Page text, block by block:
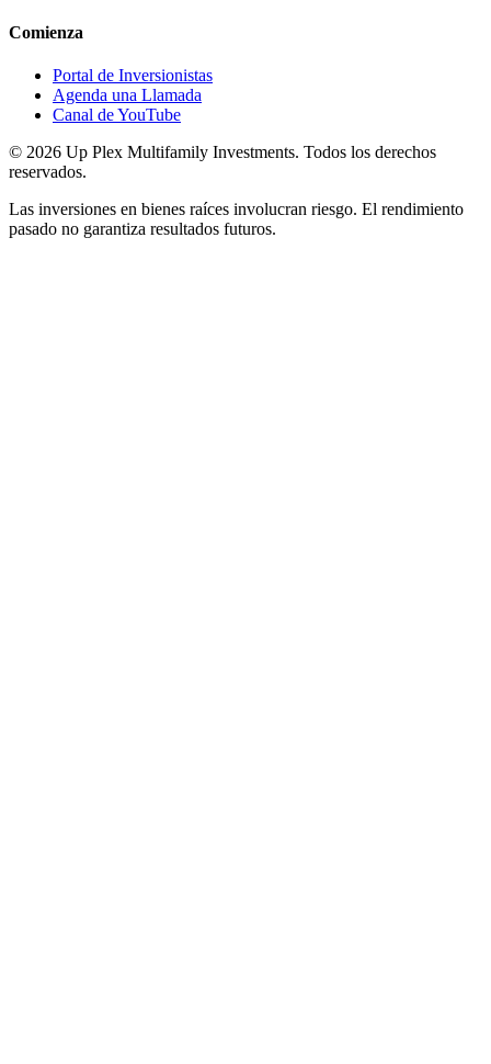
Comienza
Portal de Inversionistas
Agenda una Llamada
Canal de YouTube
© 2026 Up Plex Multifamily Investments. Todos los derechos
reservados.
Las inversiones en bienes raíces involucran riesgo. El rendimiento
pasado no garantiza resultados futuros.